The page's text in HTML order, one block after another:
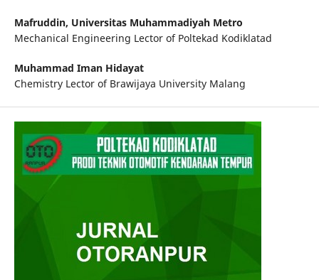
Mafruddin, Universitas Muhammadiyah Metro
Mechanical Engineering Lector of Poltekad Kodiklatad
Muhammad Iman Hidayat
Chemistry Lector of Brawijaya University Malang